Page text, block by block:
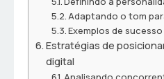
Adaptando o tom
Exemplos de
Estratégias de
digital